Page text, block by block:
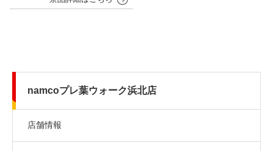
namcoプレ葉ウォーク浜北店
店舗情報